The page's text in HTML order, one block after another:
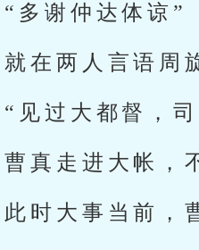
“多谢仲达体谅”
就在两人言语周
“见过大都督，
曹真走进大帐，
此时大事当前，